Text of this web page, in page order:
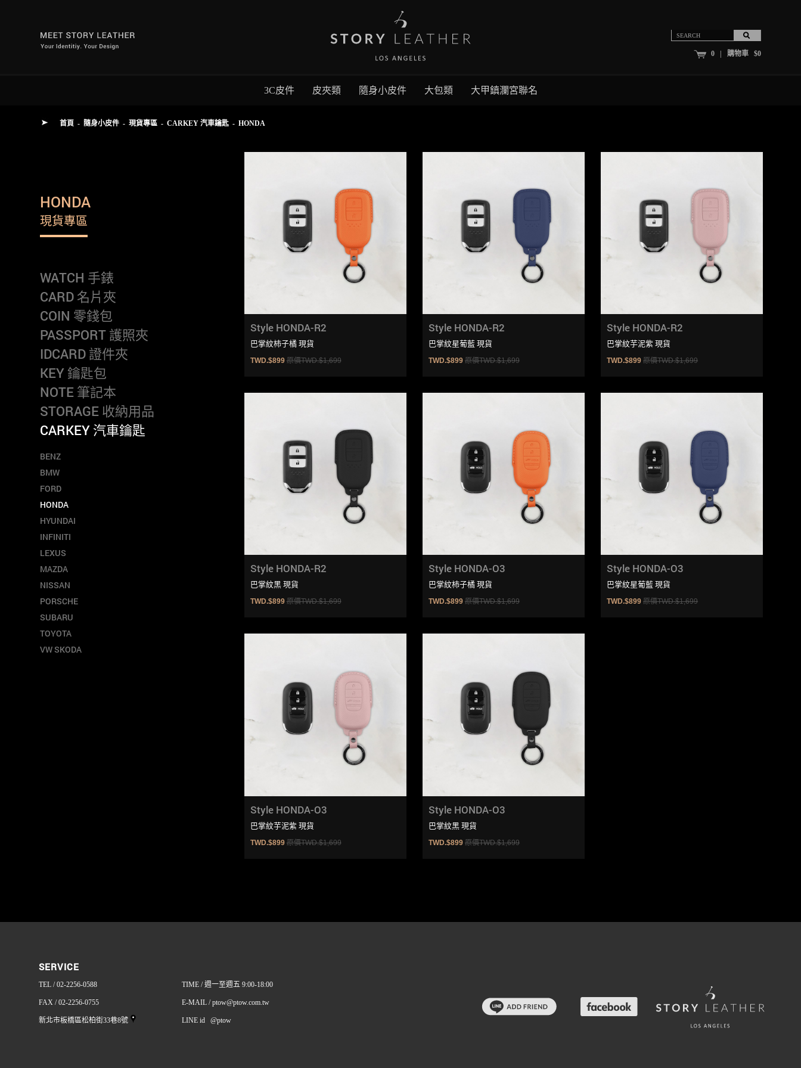
0 | 購物車 $0
3C皮件 皮夾類 隨身小皮件 大包類 大甲鎮瀾宮聯名
首頁 - 隨身小皮件 - 現貨專區 - CARKEY 汽車鑰匙 - HONDA
HONDA
現貨專區
WATCH 手錶
CARD 名片夾
COIN 零錢包
PASSPORT 護照夾
IDCARD 證件夾
KEY 鑰匙包
NOTE 筆記本
STORAGE 收納用品
CARKEY 汽車鑰匙
BENZ
BMW
FORD
HONDA
HYUNDAI
INFINITI
LEXUS
MAZDA
NISSAN
PORSCHE
SUBARU
TOYOTA
VW SKODA
Style HONDA-R2
巴掌紋杮子橘 現貨
TWD.$899 原價TWD.$1,699
Style HONDA-R2
巴掌紋星葡藍 現貨
TWD.$899 原價TWD.$1,699
Style HONDA-R2
巴掌紋芋泥紫 現貨
TWD.$899 原價TWD.$1,699
Style HONDA-R2
巴掌紋黑 現貨
TWD.$899 原價TWD.$1,699
Style HONDA-O3
巴掌紋杮子橘 現貨
TWD.$899 原價TWD.$1,699
Style HONDA-O3
巴掌紋星葡藍 現貨
TWD.$899 原價TWD.$1,699
Style HONDA-O3
巴掌紋芋泥紫 現貨
TWD.$899 原價TWD.$1,699
Style HONDA-O3
巴掌紋黑 現貨
TWD.$899 原價TWD.$1,699
SERVICE
TEL / 02-2256-0588
FAX / 02-2256-0755
新北市板橋區松柏街33巷8號
TIME / 週一至週五 9:00-18:00
E-MAIL / ptow@ptow.com.tw
LINE id @ptow